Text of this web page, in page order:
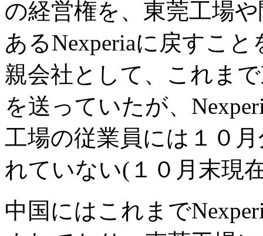
の経営権を、東莞工場
あるNexperiaに戻すこ
親会社として、これま
を送っていたが、
工場の従業員には１０
れていない(１０月末現
中国にはこれまで